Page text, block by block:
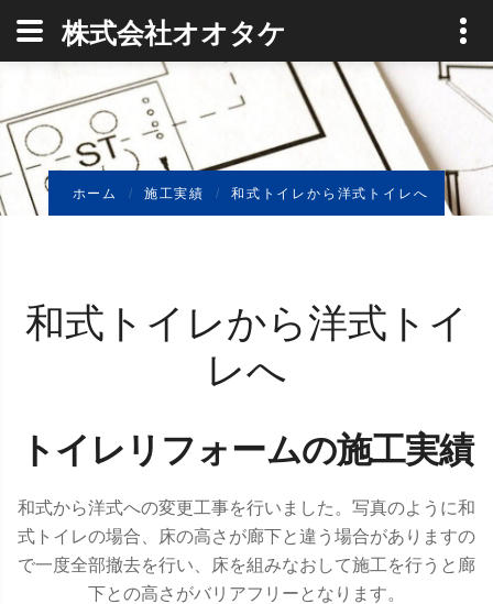
株式会社オオタケ
0120-774-474 愛知県清須市土器野866-1 年中無
休 : 09:00 - 18:00
ホーム 施工実績 和式トイレから洋式トイレへ
和式トイレから洋式トイ
レへ
トイレリフォームの施工実績
和式から洋式への変更工事を行いました。写真のように和
式トイレの場合、床の高さが廊下と違う場合がありますの
で一度全部撤去を行い、床を組みなおして施工を行うと廊
下との高さがバリアフリーとなります。